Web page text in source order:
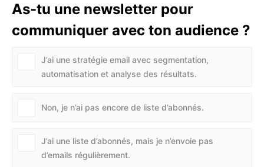
As-tu une newsletter pour
communiquer avec ton audience ?
J’ai une stratégie email avec segmentation,
automatisation et analyse des résultats.
Non, je n’ai pas encore de liste d’abonnés.
J’ai une liste d’abonnés, mais je n’envoie pas
d’emails régulièrement.